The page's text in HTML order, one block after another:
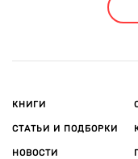
КНИГИ
СТАТЬИ И ПОДБОРКИ
НОВОСТИ